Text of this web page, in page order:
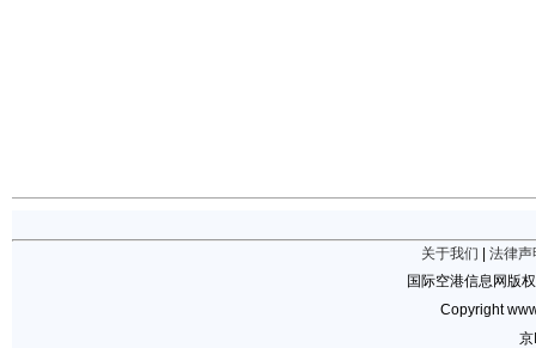
关于我们
法律声
国际空港信息网版
Copyright